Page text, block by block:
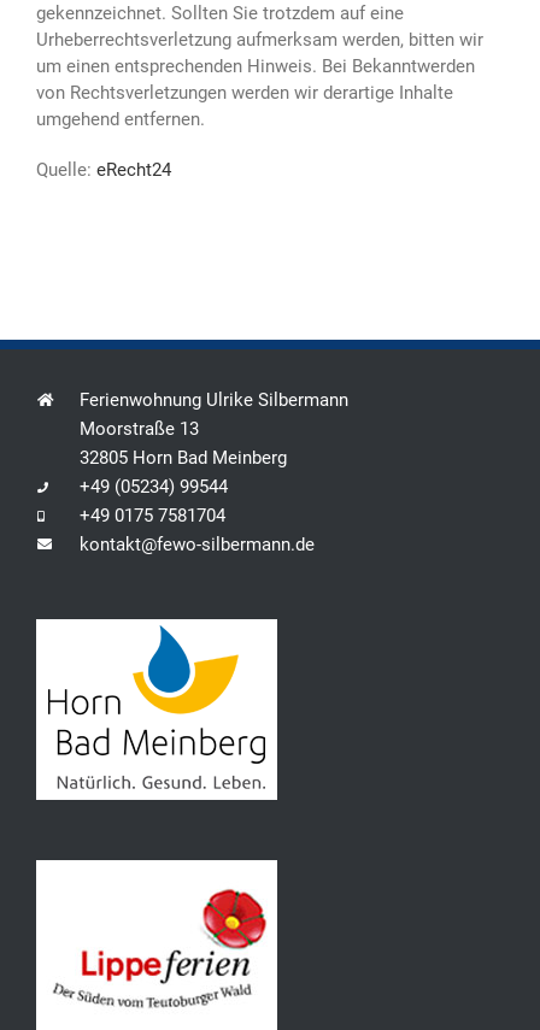
gekennzeichnet. Sollten Sie trotzdem auf eine
Urheberrechtsverletzung aufmerksam werden, bitten wir
um einen entsprechenden Hinweis. Bei Bekanntwerden
von Rechtsverletzungen werden wir derartige Inhalte
umgehend entfernen.
Quelle: eRecht24
Ferienwohnung Ulrike Silbermann
Moorstraße 13
32805 Horn Bad Meinberg
+49 (05234) 99544
+49 0175 7581704
kontakt@fewo-silbermann.de